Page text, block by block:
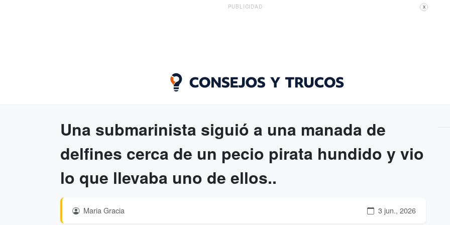
PUBLICIDAD X
Una submarinista siguió a una manada de
delfines cerca de un pecio pirata hundido y vio
lo que llevaba uno de ellos..
Maria Gracia 3 jun., 2026